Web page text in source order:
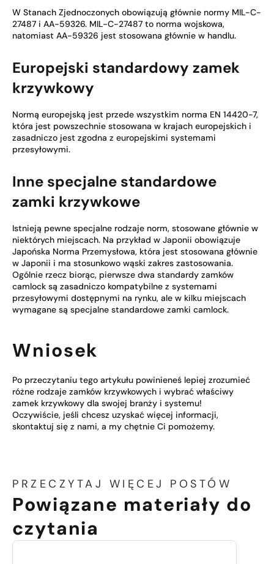
W Stanach Zjednoczonych obowiązują głównie normy MIL-C-
27487 i AA-59326. MIL-C-27487 to norma wojskowa,
natomiast AA-59326 jest stosowana głównie w handlu.
Europejski standardowy zamek
krzywkowy
Normą europejską jest przede wszystkim norma EN 14420-7,
która jest powszechnie stosowana w krajach europejskich i
zasadniczo jest zgodna z europejskimi systemami
przesyłowymi.
Inne specjalne standardowe
zamki krzywkowe
Istnieją pewne specjalne rodzaje norm, stosowane głównie w
niektórych miejscach. Na przykład w Japonii obowiązuje
Japońska Norma Przemysłowa, która jest stosowana głównie
w Japonii i ma stosunkowo wąski zakres zastosowania.
Ogólnie rzecz biorąc, pierwsze dwa standardy zamków
camlock są zasadniczo kompatybilne z systemami
przesyłowymi dostępnymi na rynku, ale w kilku miejscach
wymagane są specjalne standardowe zamki camlock.
Wniosek
Po przeczytaniu tego artykułu powinieneś lepiej zrozumieć
różne rodzaje zamków krzywkowych i wybrać właściwy
zamek krzywkowy dla swojej branży i systemu!
Oczywiście, jeśli chcesz uzyskać więcej informacji,
skontaktuj się z nami, a my chętnie Ci pomożemy.
PRZECZYTAJ WIĘCEJ POSTÓW
Powiązane materiały do
czytania